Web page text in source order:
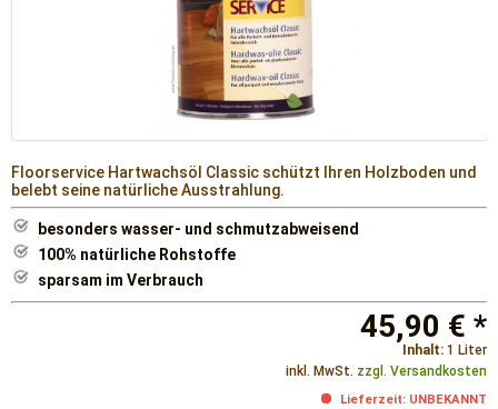
Floorservice Hartwachsöl Classic schützt Ihren Holzboden und
belebt seine natürliche Ausstrahlung.
besonders wasser- und schmutzabweisend
100% natürliche Rohstoffe
sparsam im Verbrauch
45,90 € *
Inhalt: 1 Liter
inkl. MwSt. zzgl. Versandkosten
Lieferzeit: UNBEKANNT